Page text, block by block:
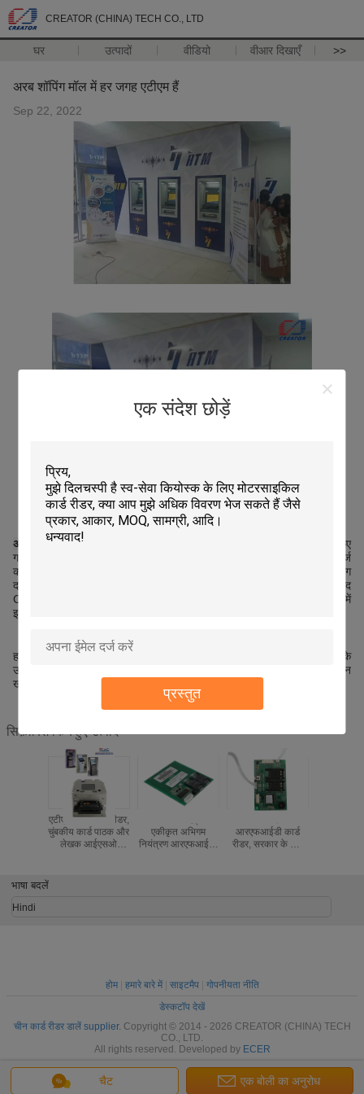
CREATOR (CHINA) TECH CO., LTD
घर उत्पादों वीडियो वीआर दिखाएँ >>
एक संदेश छोड़ें
प्रस्तुत
अरब शॉपिंग मॉल में हर जगह एटीएम हैं
Sep 22, 2022
अरब , 22 सितंबर 2022 -
इस तरह के कई एटीएम सामान्य शॉपिंग मॉल में स्थापित किए
गए हैं ताकि लोगों को खरीदारी के दौरान कभी भी और कहीं भी पैसे निकालने या रिचार्ज
करने के लिए सुविधाजनक बनाया जा सके। जिससे स्थानीय क्षेत्र में एटीएम की उपयोग
दर में काफी वृद्धि हुई है और खपत को भी बढ़ावा मिला है। हमारी मोटर कार्ड रीडर उत्पाद
CRT-350 इन एटीएम में उपयोग किया जाता है और अभी भी उच्च आवृत्ति अनुप्रयोगों में
इसकी स्थिरता बनाए रखता है।
हालांकि ऑनलाइन बैंकिंग के विस्तार को हाल के वर्षों में एटीएम और बैंक यात्राओं दोनों के
उपयोग को कम करने के रूप में देखा जाता है, लेकिन एटीएम अभी भी ऑफ़लाइन
खरीदारी में एक अपूरणीय भूमिका निभाते हैं।
सिफ़ारिश किये हुए उत्पाद
एटीएम स्मार्ट कार्ड रीडर,
चुंबकीय कार्ड पाठक और
लेखक आईएसओ
एकीकृत अभिगम
नियंत्रण आरएफआईडी
आरएफआईडी कार्ड
रीडर, सरकार के लिए
चैट एक बोली का अनुरोध
भाषा बदलें
Hindi
होम| हमारे बारे में| साइटमैप| गोपनीयता नीति
डेस्कटॉप देखें
चीन कार्ड रीडर डालें supplier. Copyright © 2014 - 2026 CREATOR (CHINA) TECH
CO., LTD.
All rights reserved. Developed by ECER